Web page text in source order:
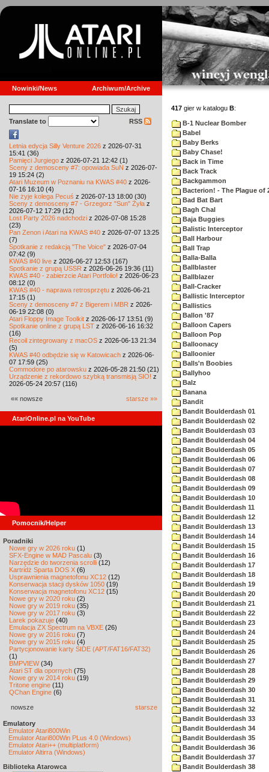
Nowinki/News Archiwum/Archive
Translate to RSS
Letnia edycja Silly Venture 2026 z 2026-07-31
15:41 (36)
Pamięci Jurgiego z 2026-07-21 12:42 (1)
Sceny z demosceny #7: opowiada SuN z 2026-07-
19 15:24 (2)
Atari Muzeum w Poznaniu na KWAS #40 z 2026-
07-16 16:10 (4)
Nie żyje kolega Pecuś z 2026-07-13 18:00 (30)
Sceny z demosceny #7 - Grzegorz "Sun" Żyła z
2026-07-12 17:29 (12)
Lost Party 2026 nadchodzi z 2026-07-08 15:28
(23)
Pan Zenon i Atari na KWAS #40 z 2026-07-07 13:25
(7)
Spotkanie z redakcją "The Voice" z 2026-07-04
07:42 (9)
KWAS #40 live z 2026-06-27 12:53 (167)
Spotkanie z grupą USSR z 2026-06-26 19:36 (11)
KWAS #40 - zabierzcie Atari Portfolio! z 2026-06-23
08:12 (0)
KWAS #40 - naprawa retrosprzętu z 2026-06-21
17:15 (1)
Sceny z demosceny #7 z Bigerem i MBR z 2026-
06-19 22:08 (0)
Atari Floppy Image Toolkit z 2026-06-17 13:51 (9)
Spotkanie online z grupą LST z 2026-06-16 16:32
(16)
Recoil zintegrowany z macOS z 2026-06-13 21:34
(5)
KWAS #40 odbędzie się w Katowicach z 2026-06-
07 17:59 (25)
Commodore po atarowsku z 2026-05-28 21:50 (21)
Urządzenie z rekordowo szybką transmisją SIO! z
2026-05-24 20:57 (116)
«« nowsze starsze »»
AtariOnline.pl na YouTube
Pomocnik/Helper
Poradniki
Nowe gry w 2026 roku (1)
SFX-Engine w MAD Pascalu (3)
Narzędzie do tworzenia scrolli (12)
Kartridż Sparta DOS X (6)
Usprawnienia magnetofonu XC12 (12)
Konserwacja stacji dysków 1050 (19)
Konserwacja magnetofonu XC12 (15)
Nowe gry w 2020 roku (2)
Nowe gry w 2019 roku (35)
Nowe gry w 2017 roku (3)
Larek pokazuje (40)
Emulacja ZX Spectrum na VBXE (26)
Nowe gry w 2016 roku (7)
Nowe gry w 2015 roku (4)
Partycjonowanie karty SIDE (APT/FAT16/FAT32)
(1)
BMPVIEW(34)
Atari ST dla opornych (75)
Nowe gry w 2014 roku (19)
Tritone engine (11)
QChan Engine (6)
nowsze starsze
Emulatory
Emulator Atari800Win
Emulator Atari800Win PLus 4.0 (Windows)
Emulator Atari++ (multiplatform)
Emulator Altirra (Windows)
Biblioteka Atarowca
417 gier w katalogu B:
B-1 Nuclear Bomber
Babel
Baby Berks
Baby Chase!
Back in Time
Back Track
Backgammon
Bacterion! - The Plague of
Bad Bat Bart
Bagh Chal
Baja Buggies
Balistic Interceptor
Ball Harbour
Ball Trap
Balla-Balla
Ballblaster
Ballblazer
Ball-Cracker
Ballistic Interceptor
Ballistics
Ballon '87
Balloon Capers
Balloon Pop
Balloonacy
Balloonier
Balls'n Boobies
Ballyhoo
Balz
Banana
Bandit
Bandit Boulderdash 01
Bandit Boulderdash 02
Bandit Boulderdash 03
Bandit Boulderdash 04
Bandit Boulderdash 05
Bandit Boulderdash 06
Bandit Boulderdash 07
Bandit Boulderdash 08
Bandit Boulderdash 09
Bandit Boulderdash 10
Bandit Boulderdash 11
Bandit Boulderdash 12
Bandit Boulderdash 13
Bandit Boulderdash 14
Bandit Boulderdash 15
Bandit Boulderdash 16
Bandit Boulderdash 17
Bandit Boulderdash 18
Bandit Boulderdash 19
Bandit Boulderdash 20
Bandit Boulderdash 21
Bandit Boulderdash 22
Bandit Boulderdash 23
Bandit Boulderdash 24
Bandit Boulderdash 25
Bandit Boulderdash 26
Bandit Boulderdash 27
Bandit Boulderdash 28
Bandit Boulderdash 29
Bandit Boulderdash 30
Bandit Boulderdash 31
Bandit Boulderdash 32
Bandit Boulderdash 33
Bandit Boulderdash 34
Bandit Boulderdash 35
Bandit Boulderdash 36
Bandit Boulderdash 37
Bandit Boulderdash 38